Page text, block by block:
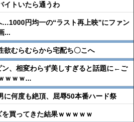
イトいたら通うわ
…1000円均一の“ラスト再上映”にファン
...
欲むらむらから宅配ち〇こへ
ン、相変わらず美しすぎると話題に←ご
ｗｗｗ...
に何度も絶頂、屈辱50本番ハード祭
を買ってきた結果ｗｗｗｗｗ